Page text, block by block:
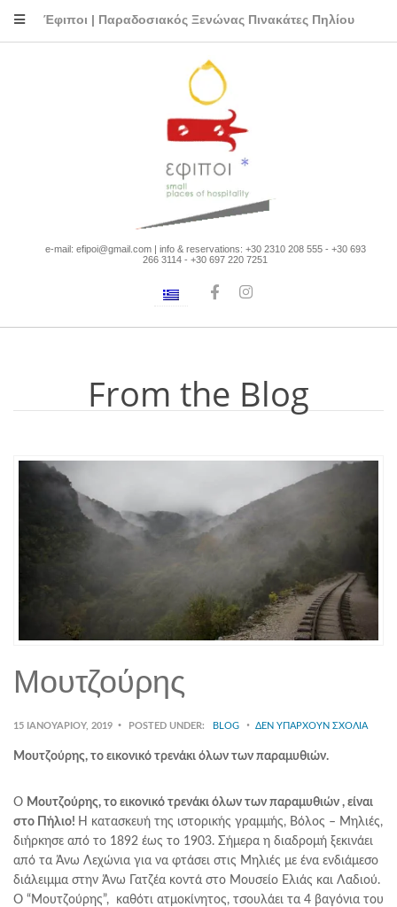
Έφιποι | Παραδοσιακός Ξενώνας Πινακάτες Πηλίου
e-mail: efipoi@gmail.com | info & reservations: +30 2310 208 555 - +30 693
266 3114 - +30 697 220 7251
From the Blog
Μουτζούρης
15 ΙΑΝΟΥΑΡΊΟΥ, 2019 POSTED UNDER: BLOG ΔΕΝ ΥΠΆΡΧΟΥΝ ΣΧΌΛΙΑ
Μουτζούρης, το εικονικό τρενάκι όλων των παραμυθιών.
Ο Μουτζούρης, το εικονικό τρενάκι όλων των παραμυθιών , είναι
στο Πήλιο! Η κατασκευή της ιστορικής γραμμής, Βόλος – Μηλιές,
διήρκησε από το 1892 έως το 1903. Σήμερα η διαδρομή ξεκινάει
από τα Άνω Λεχώνια για να φτάσει στις Μηλιές με ένα ενδιάμεσο
διάλειμμα στην Άνω Γατζέα κοντά στο Μουσείο Ελιάς και Λαδιού.
Ο “Μουτζούρης”, καθότι ατμοκίνητος, τσουλάει τα 4 βαγόνια του